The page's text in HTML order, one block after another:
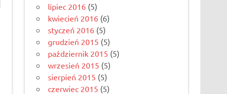
lipiec 2016 (5)
kwiecień 2016 (6)
styczeń 2016 (5)
grudzień 2015 (5)
październik 2015 (5)
wrzesień 2015 (5)
sierpień 2015 (5)
czerwiec 2015 (5)